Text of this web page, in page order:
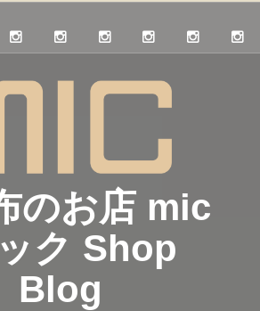
のお店 mic
ク Shop
Blog